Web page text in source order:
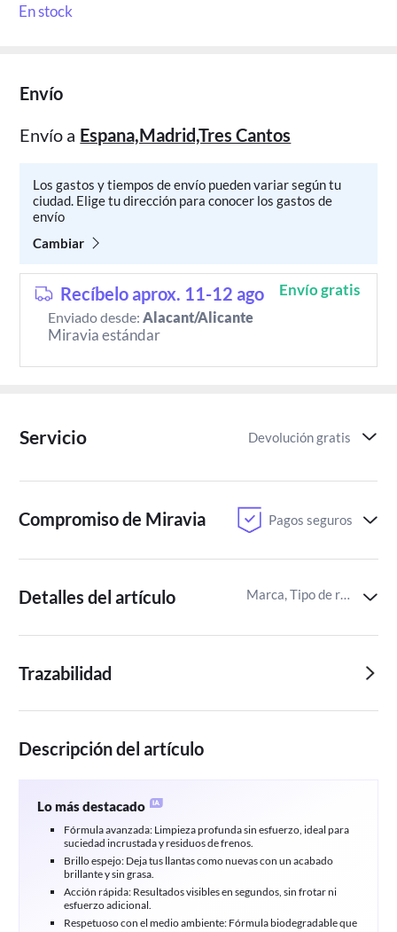
En stock
Envío
Envío a Espana,Madrid,Tres Cantos
Los gastos y tiempos de envío pueden variar según tu
ciudad. Elige tu dirección para conocer los gastos de
envío
Cambiar
Recíbelo aprox. 11-12 ago Envío gratis
Enviado desde:Alacant/Alicante
Miravia estándar
Servicio Devolución gratis
Compromiso de Miravia Pagos seguros
Detalles del artículo Marca, Tipo de ruedas,Peso del producto agente de limpieza
Trazabilidad
Descripción del artículo
Lo más destacado
Fórmula avanzada: Limpieza profunda sin esfuerzo, ideal para
suciedad incrustada y residuos de frenos.
Brillo espejo: Deja tus llantas como nuevas con un acabado
brillante y sin grasa.
Acción rápida: Resultados visibles en segundos, sin frotar ni
esfuerzo adicional.
Respetuoso con el medio ambiente: Fórmula biodegradable que